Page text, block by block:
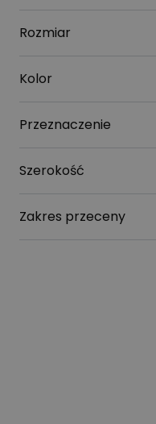
Rozmiar
Kolor
Przeznaczenie
Szerokość
Zakres przeceny